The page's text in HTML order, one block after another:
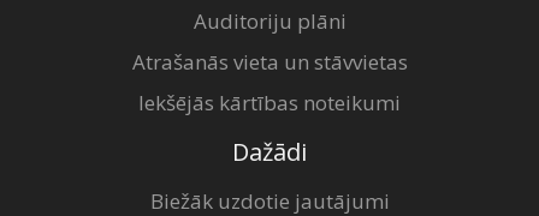
Auditoriju plāni
Atrašanās vieta un stāvvietas
Iekšējās kārtības noteikumi
Dažādi
Biežāk uzdotie jautājumi